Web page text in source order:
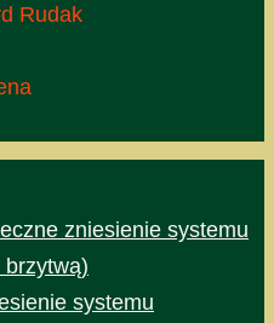
zniesienie systemu
brzytwą)
systemu